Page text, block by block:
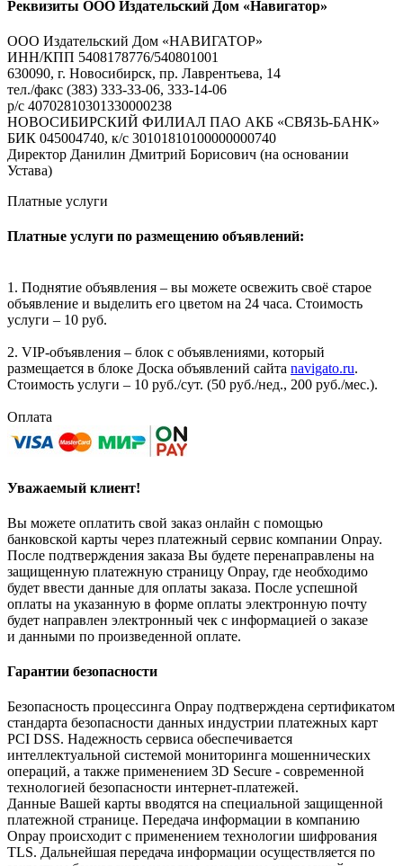
Реквизиты ООО Издательский Дом «Навигатор»
ООО Издательский Дом «НАВИГАТОР»
ИНН/КПП 5408178776/540801001
630090, г. Новосибирск, пр. Лаврентьева, 14
тел./факс (383) 333-33-06, 333-14-06
р/с 40702810301330000238
НОВОСИБИРСКИЙ ФИЛИАЛ ПАО АКБ «СВЯЗЬ-БАНК»
БИК 045004740, к/с 30101810100000000740
Директор Данилин Дмитрий Борисович (на основании
Устава)
Платные услуги
Платные услуги по размещению объявлений:
1. Поднятие объявления – вы можете освежить своё старое
объявление и выделить его цветом на 24 часа. Стоимость
услуги – 10 руб.
2. VIP-объявления – блок с объявлениями, который
размещается в блоке Доска объявлений сайта navigato.ru.
Стоимость услуги – 10 руб./сут. (50 руб./нед., 200 руб./мес.).
Оплата
Уважаемый клиент!
Вы можете оплатить свой заказ онлайн с помощью
банковской карты через платежный сервис компании Onpay.
После подтверждения заказа Вы будете перенаправлены на
защищенную платежную страницу Onpay, где необходимо
будет ввести данные для оплаты заказа. После успешной
оплаты на указанную в форме оплаты электронную почту
будет направлен электронный чек с информацией о заказе
и данными по произведенной оплате.
Гарантии безопасности
Безопасность процессинга Onpay подтверждена сертификатом
стандарта безопасности данных индустрии платежных карт
PCI DSS. Надежность сервиса обеспечивается
интеллектуальной системой мониторинга мошеннических
операций, а также применением 3D Secure - современной
технологией безопасности интернет-платежей.
Данные Вашей карты вводятся на специальной защищенной
платежной странице. Передача информации в компанию
Onpay происходит с применением технологии шифрования
TLS. Дальнейшая передача информации осуществляется по